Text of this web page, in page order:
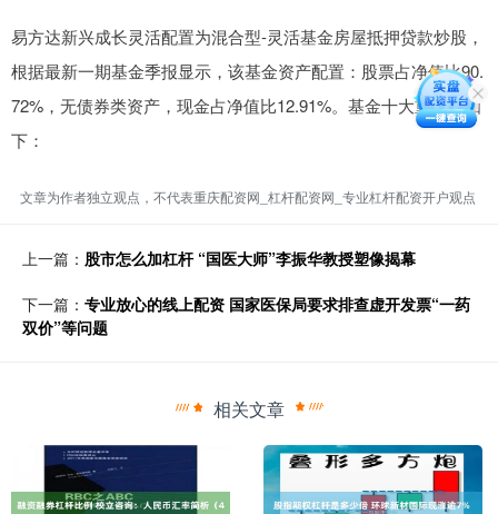
易方达新兴成长灵活配置为混合型-灵活基金房屋抵押贷款炒股，
根据最新一期基金季报显示，该基金资产配置：股票占净值比90.
72%，无债券类资产，现金占净值比12.91%。基金十大重仓股如
下：
文章为作者独立观点，不代表重庆配资网_杠杆配资网_专业杠杆配资开户观点
上一篇： 股市怎么加杠杆 “国医大师”李振华教授塑像揭幕
下一篇： 专业放心的线上配资 国家医保局要求排查虚开发票“一药
双价”等问题
相关文章